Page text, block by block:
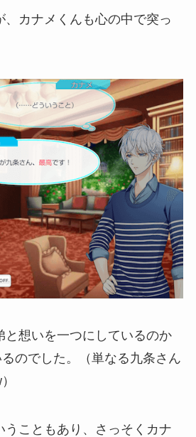
、カナメくんも心の中で突っ
と想いを一つにしているのか
のでした。（単なる九条さん
うこともあり、さっそくカナ